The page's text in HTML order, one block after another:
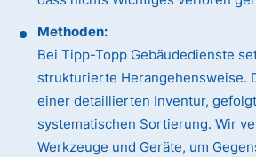
Methoden:
Bei Tipp-Topp Gebäudedienste
strukturierte Herangehensweise.
einer detaillierten Inventur,
systematischen Sortierung. Wir
Werkzeuge und Geräte, um